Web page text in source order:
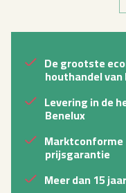
De grootste
houthandel
Levering in de
Benelux
Marktconforme
prijsgarantie
Meer dan 15